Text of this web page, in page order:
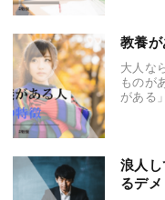
教養
大人な
ものが
がある
浪人
るデ